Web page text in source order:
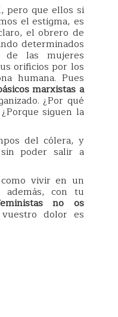
pero que ellos si
el estigma, es
el obrero de
determinados
de las mujeres
orificios por los
humana. Pues
marxistas a
¿Por qué
siguen la
del cólera, y
sin poder salir a
vivir en un
además, con tu
no os
dolor es